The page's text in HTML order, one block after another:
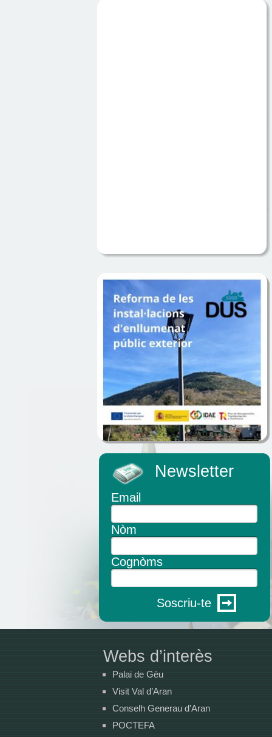
Newsletter
Email
Nòm
Cognòms
Soscriu-te
Webs d’interès
Palai de Gèu
Visit Val d’Aran
Conselh Generau d’Aran
POCTEFA